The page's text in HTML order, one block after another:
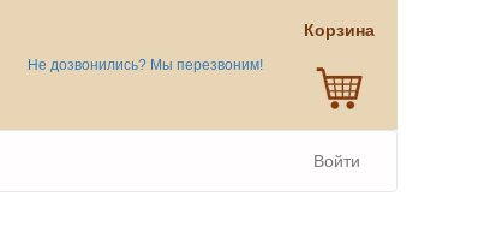
Не дозвонились? Мы перезвоним!
Корзина
Войти